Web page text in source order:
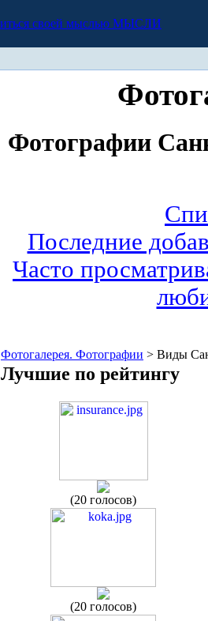
МЫСЛИ
Фотографии
Последние
Часто
Фотогалерея. Фотографии > Виды
Лучшие по рейтингу
(20 голосов)
(20 голосов)